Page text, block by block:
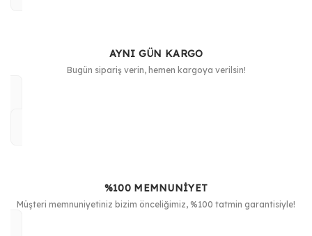
AYNI GÜN KARGO
Bugün sipariş verin, hemen kargoya verilsin!
%100 MEMNUNİYET
Müşteri memnuniyetiniz bizim önceliğimiz, %100 tatmin garantisiyle!